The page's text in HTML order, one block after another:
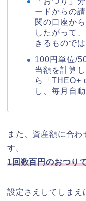
ードからの
関の口座か
したがって
きるもので
100円単位/
当額を計算
ら「THEO+
し、毎月自
また、資産額に合わ
す。
1回数百円のおつり
設定さえしてしまえ